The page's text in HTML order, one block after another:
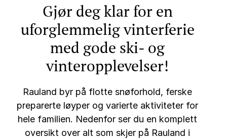
Gjør deg klar for en
uforglemmelig vinterferie
med gode ski- og
vinteropplevelser!
Rauland byr på flotte snøforhold, ferske
preparerte løyper og varierte aktiviteter for
hele familien. Nedenfor ser du en komplett
oversikt over alt som skjer på Rauland i